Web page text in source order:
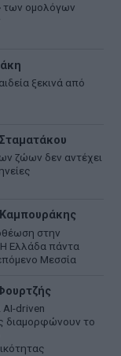
των ομολόγων
ξεκινά από
ζώων δεν αντέχει
στην
Η Ελλάδα πάντα
Μεσσία
AI-driven
διαμορφώνουν το